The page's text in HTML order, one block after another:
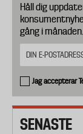
Håll dig
gång i månaden.
Jag accepterar
SENASTE